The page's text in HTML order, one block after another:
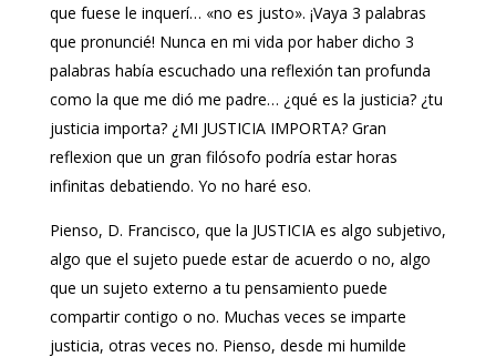
que fuese le inquerí… «no es justo». ¡Vaya 3 palabras
que pronuncié! Nunca en mi vida por haber dicho 3
palabras había escuchado una reflexión tan profunda
como la que me dió me padre… ¿qué es la justicia? ¿tu
justicia importa? ¿MI JUSTICIA IMPORTA? Gran
reflexion que un gran filósofo podría estar horas
infinitas debatiendo. Yo no haré eso.
Pienso, D. Francisco, que la JUSTICIA es algo subjetivo,
algo que el sujeto puede estar de acuerdo o no, algo
que un sujeto externo a tu pensamiento puede
compartir contigo o no. Muchas veces se imparte
justicia, otras veces no. Pienso, desde mi humilde